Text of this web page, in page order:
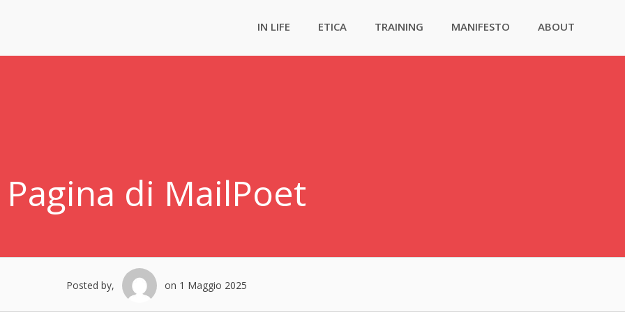
IN LIFE ETICA TRAINING MANIFESTO ABOUT
Pagina di MailPoet
Posted by, on 1 Maggio 2025